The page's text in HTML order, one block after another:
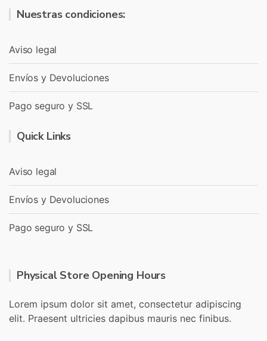
Nuestras condiciones:
Aviso legal
Envíos y Devoluciones
Pago seguro y SSL
Quick Links
Aviso legal
Envíos y Devoluciones
Pago seguro y SSL
Physical Store Opening Hours
Lorem ipsum dolor sit amet, consectetur adipiscing
elit. Praesent ultricies dapibus mauris nec finibus.